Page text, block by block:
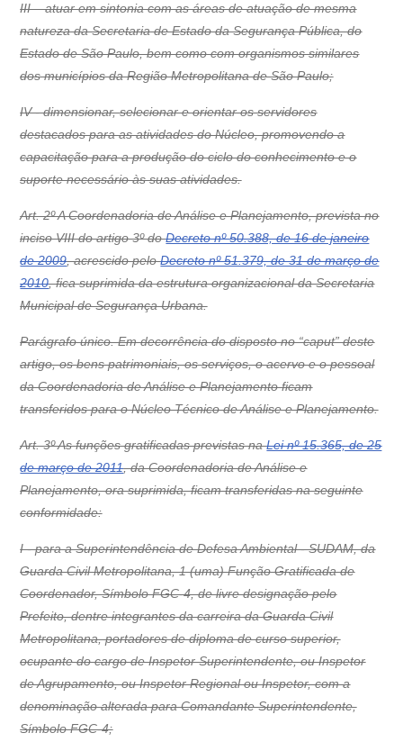
III – atuar em sintonia com as áreas de atuação de mesma
natureza da Secretaria de Estado da Segurança Pública, do
Estado de São Paulo, bem como com organismos similares
dos municípios da Região Metropolitana de São Paulo;
IV - dimensionar, selecionar e orientar os servidores
destacados para as atividades do Núcleo, promovendo a
capacitação para a produção do ciclo do conhecimento e o
suporte necessário às suas atividades.
Art. 2º A Coordenadoria de Análise e Planejamento, prevista no
inciso VIII do artigo 3º doDecreto nº 50.388, de 16 de janeiro
de 2009, acrescido peloDecreto nº 51.379, de 31 de março de
2010, fica suprimida da estrutura organizacional da Secretaria
Municipal de Segurança Urbana.
Parágrafo único. Em decorrência do disposto no “caput” deste
artigo, os bens patrimoniais, os serviços, o acervo e o pessoal
da Coordenadoria de Análise e Planejamento ficam
transferidos para o Núcleo Técnico de Análise e Planejamento.
Art. 3º As funções gratificadas previstas naLei nº 15.365, de 25
de março de 2011, da Coordenadoria de Análise e
Planejamento, ora suprimida, ficam transferidas na seguinte
conformidade:
I - para a Superintendência de Defesa Ambiental - SUDAM, da
Guarda Civil Metropolitana, 1 (uma) Função Gratificada de
Coordenador, Símbolo FGC-4, de livre designação pelo
Prefeito, dentre integrantes da carreira da Guarda Civil
Metropolitana, portadores de diploma de curso superior,
ocupante do cargo de Inspetor Superintendente, ou Inspetor
de Agrupamento, ou Inspetor Regional ou Inspetor, com a
denominação alterada para Comandante Superintendente,
Símbolo FGC-4;